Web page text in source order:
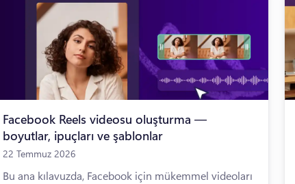
Facebook Reels videosu oluşturma —
boyutlar, ipuçları ve şablonlar
22 Temmuz 2026
Bu ana kılavuzda, Facebook için mükemmel videoları